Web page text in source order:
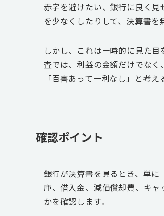
赤字を避けたい、銀行に良く
を少なくしたりして、決算書を
しかし、これは一時的に見た
査では、利益の金額だけでな
「百害あって一利なし」と考え
確認ポイント
銀行が決算書を見るとき、単
庫、借入金、減価償却費、キ
かを確認します。